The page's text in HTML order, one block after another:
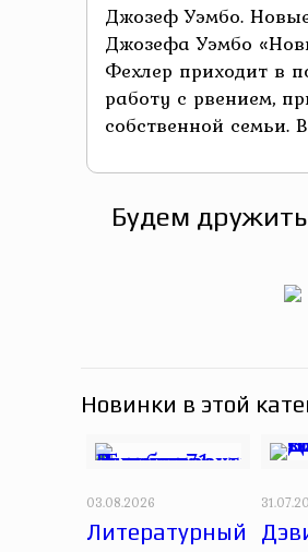
Джозеф Уэмбо.
Джозефа Уэмбо
Фехлер приходит в
работу с рвением,
собственной семьи.
Будем
Новинки в этой
03.08.2026
Литературный